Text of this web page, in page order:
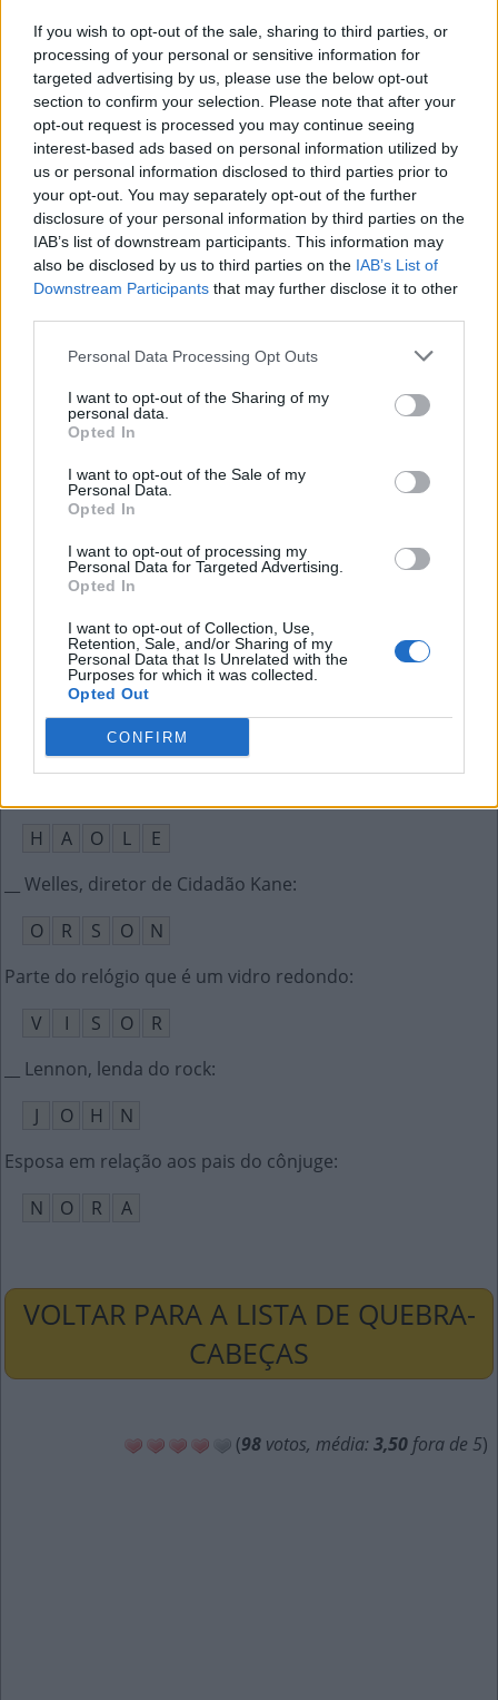
If you wish to opt-out of the sale, sharing to third parties, or
processing of your personal or sensitive information for
targeted advertising by us, please use the below opt-out
section to confirm your selection. Please note that after your
opt-out request is processed you may continue seeing
interest-based ads based on personal information utilized by
us or personal information disclosed to third parties prior to
your opt-out. You may separately opt-out of the further
disclosure of your personal information by third parties on the
IAB’s list of downstream participants. This information may
also be disclosed by us to third parties on the IAB’s List of
Downstream Participants that may further disclose it to other
Personal Data Processing Opt Outs
I want to opt-out of the Sharing of my
personal data.
Opted In
I want to opt-out of the Sale of my
Personal Data.
Opted In
I want to opt-out of processing my
Personal Data for Targeted Advertising.
Opted In
I want to opt-out of Collection, Use,
Retention, Sale, and/or Sharing of my
Personal Data that Is Unrelated with the
Purposes for which it was collected.
Opted Out
CONFIRM
Mini Outubro 6 2022 Cruzadinha
J O H
N
A
A R A
O
V
I S O
R
I
M O L
A
R
E N E
Cidade do Grande Prêmio de San Marino na F1:
O irmão de Moisés na Bíblia
A R Ã
O
Ajustar, conciliar
V I
R
E N
É
O Leo que canta Gatinha Manhosa
M
E
H
A O L
E
__ Welles, diretor de Cidadão Kane:
O
R S O
N
Parte do relógio que é um vidro redondo:
V
I S O
R
__ Lennon, lenda do rock:
J
O H
N
Esposa em relação aos pais do cônjuge:
N
O R A
VOLTAR PARA A LISTA DE QUEBRA-
CABEÇAS
(98 votos, média: 3,50 fora de 5)